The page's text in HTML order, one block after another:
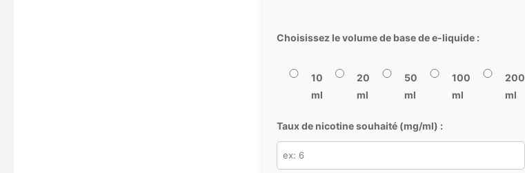
Choisissez le volume de base de e-liquide :
10
ml
20
ml
50
ml
100
ml
200
ml
Taux de nicotine souhaité (mg/ml) :